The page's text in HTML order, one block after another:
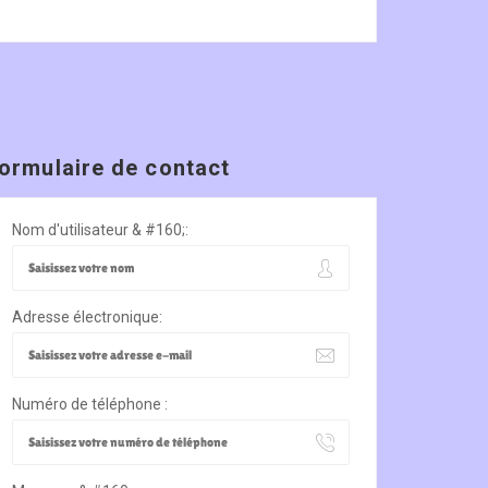
de contact
Nom d'utilisateur & #160;:
Adresse électronique:
Numéro de téléphone :